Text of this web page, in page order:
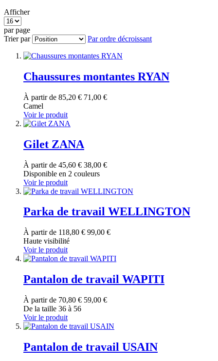
Afficher
par page
Trier par
Par ordre décroissant
Chaussures montantes RYAN
À partir de 85,20 € 71,00 €
Camel
Voir le produit
Gilet ZANA
À partir de 45,60 € 38,00 €
Disponible en 2 couleurs
Voir le produit
Parka de travail WELLINGTON
À partir de 118,80 € 99,00 €
Haute visibilité
Voir le produit
Pantalon de travail WAPITI
À partir de 70,80 € 59,00 €
De la taille 36 à 56
Voir le produit
Pantalon de travail USAIN